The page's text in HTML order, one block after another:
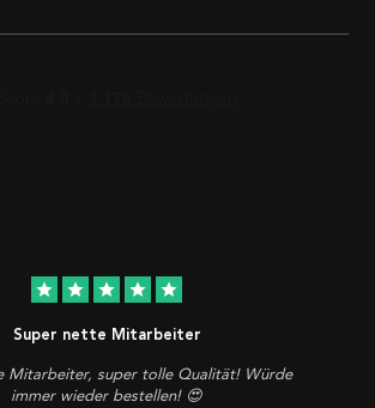
star star star star star
Super nette Mitarbeiter
Mitarbeiter, super tolle Qualität! Würde
immer wieder bestellen! 😍